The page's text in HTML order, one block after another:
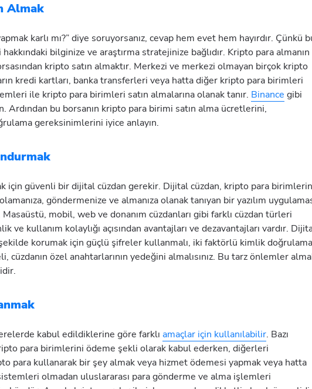
Almak
karlı mı?” diye soruyorsanız, cevap hem evet hem hayırdır. Çünkü
bilginize ve araştırma stratejinize bağlıdır. Kripto para almanın
kripto satın almaktır. Merkezi ve merkezi olmayan birçok kripto
kredi kartları, banka transferleri veya hatta diğer kripto para birimleri
ile kripto para birimleri satın almalarına olanak tanır. Binance gibi
Ardından bu borsanın kripto para birimi satın alma ücretlerini,
gereksinimlerini iyice anlayın.
için güvenli bir dijital cüzdan gerekir. Dijital cüzdan, kripto para
göndermenize ve almanıza olanak tanıyan bir yazılım
Masaüstü, mobil, web ve donanım cüzdanları gibi farklı cüzdan türleri
ve kullanım kolaylığı açısından avantajları ve dezavantajları vardır.
şekilde korumak için güçlü şifreler kullanmalı, iki faktörlü kimlik doğrulama
özel anahtarlarının yedeğini almalısınız. Bu tarz önlemler
kabul edildiklerine göre farklı amaçlar için kullanılabilir. Bazı
para birimlerini ödeme şekli olarak kabul ederken, diğerleri
para kullanarak bir şey almak veya hizmet ödemesi yapmak veya hatta
olmadan uluslararası para gönderme ve alma işlemleri